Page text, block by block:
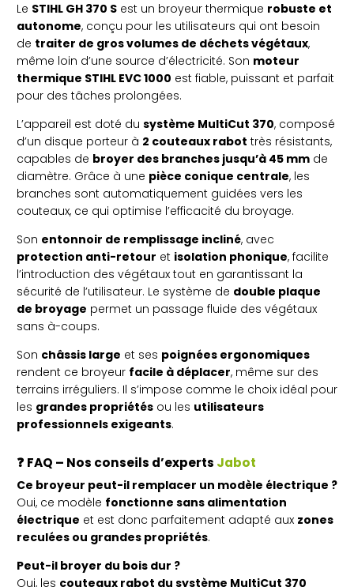
Le STIHL GH 370 S est un broyeur thermique robuste et
autonome, conçu pour les utilisateurs qui ont besoin
de traiter de gros volumes de déchets végétaux,
même loin d’une source d’électricité. Son moteur
thermique STIHL EVC 1000 est fiable, puissant et parfait
pour des tâches prolongées.
L’appareil est doté du système MultiCut 370, composé
d’un disque porteur à 2 couteaux rabot très résistants,
capables de broyer des branches jusqu’à 45 mm de
diamètre. Grâce à une pièce conique centrale, les
branches sont automatiquement guidées vers les
couteaux, ce qui optimise l’efficacité du broyage.
Son entonnoir de remplissage incliné, avec
protection anti-retour et isolation phonique, facilite
l’introduction des végétaux tout en garantissant la
sécurité de l’utilisateur. Le système de double plaque
de broyage permet un passage fluide des végétaux
sans à-coups.
Son châssis large et ses poignées ergonomiques
rendent ce broyeur facile à déplacer, même sur des
terrains irréguliers. Il s’impose comme le choix idéal pour
les grandes propriétés ou les utilisateurs
professionnels exigeants.
❓ FAQ – Nos conseils d’experts Jabot
Ce broyeur peut-il remplacer un modèle électrique ?
Oui, ce modèle fonctionne sans alimentation
électrique et est donc parfaitement adapté aux zones
reculées ou grandes propriétés.
Peut-il broyer du bois dur ?
Oui, les couteaux rabot du système MultiCut 370